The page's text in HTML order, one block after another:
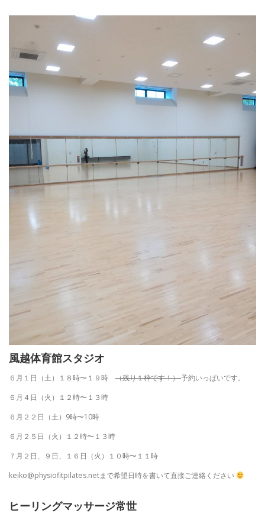
風越体育館スタジオ
６月１日（土）１８時〜１９時 （残り１枠です！）予約いっぱいです。
６月４日（火）１２時〜１３時
６月２２日（土）9時〜10時
６月２５日（火）１２時〜１３時
７月２日、９日、１６日（火）１０時〜１１時
keiko@physiofitpilates.netまで希望日時を書いて直接ご連絡ください
ヒーリングマッサージ常世